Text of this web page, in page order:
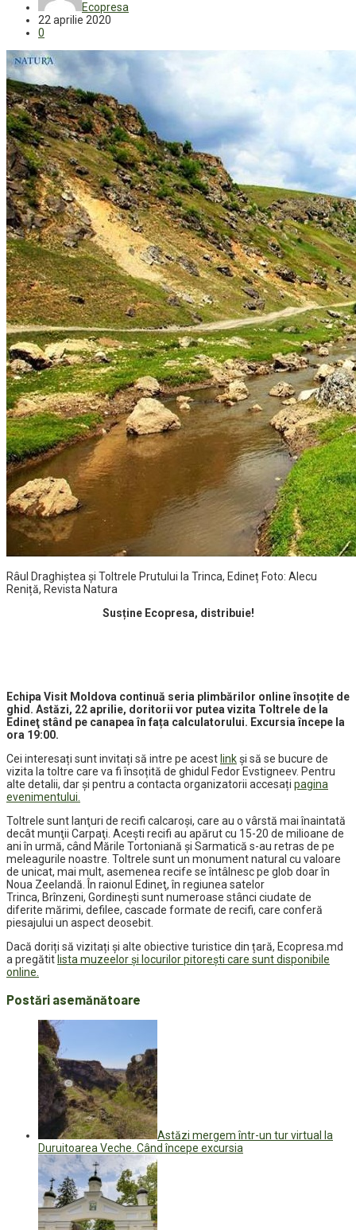
Ecopresa
22 aprilie 2020
0
Râul Draghiștea și Toltrele Prutului la Trinca, Edineț Foto: Alecu
Reniță, Revista Natura
Susține Ecopresa, distribuie!
Echipa Visit Moldova continuă seria plimbărilor online însoțite de
ghid. Astăzi, 22 aprilie, doritorii vor putea vizita Toltrele de la
Edineţ stând pe canapea în fața calculatorului. Excursia începe la
ora 19:00.
Cei interesați sunt invitați să intre pe acest linkși să se bucure de
vizita la toltre care va fi însoțită de ghidul Fedor Evstigneev. Pentru
alte detalii, dar și pentru a contacta organizatorii accesați pagina
evenimentului.
Toltrele sunt lanţuri de recifi calcaroși, care au o vârstă mai înaintată
decât munţii Carpaţi. Acești recifi au apărut cu 15-20 de milioane de
ani în urmă, când Mările Tortoniană și Sarmatică s-au retras de pe
meleagurile noastre. Toltrele sunt un monument natural cu valoare
de unicat, mai mult, asemenea recife se întâlnesc pe glob doar în
Noua Zeelandă. În raionul Edineţ, în regiunea satelor
Trinca, Brînzeni, Gordinești sunt numeroase stânci ciudate de
diferite mărimi, defilee, cascade formate de recifi, care conferă
piesajului un aspect deosebit.
Dacă doriți să vizitați și alte obiective turistice din țară, Ecopresa.md
a pregătit lista muzeelor și locurilor pitorești care sunt disponibile
online.
Postări asemănătoare
Astăzi mergem într-un tur virtual la
Duruitoarea Veche. Când începe excursia